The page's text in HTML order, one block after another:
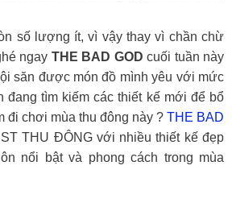
số lượng ít, vì vậy thay vì chần chừ
ngay THE BAD GOD cuối tuần này
săn được món đồ mình yêu với mức
đang tìm kiếm các thiết kế mới để bổ
đi chơi mùa thu đông này ? THE BAD
THU ĐÔNG với nhiều thiết kế đẹp
nổi bật và phong cách trong mùa